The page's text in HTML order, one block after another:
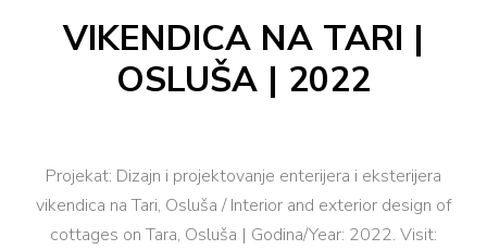
VIKENDICA NA TARI |
OSLUŠA | 2022
Projekat: Dizajn i projektovanje enterijera i eksterijera
vikendica na Tari, Osluša / Interior and exterior design of
cottages on Tara, Osluša | Godina/Year: 2022. Visit: